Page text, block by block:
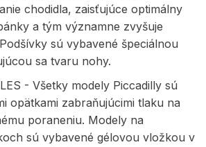
chodidla, zaisťujúce optimálny
a tým významne zvyšuje
sú vybavené špeciálnou
sa tvaru nohy.
- Všetky modely Piccadilly sú
opätkami zabraňujúcimi tlaku na
poraneniu. Modely na
sú vybavené gélovou vložkou v